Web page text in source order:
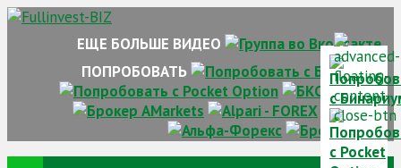
Skip
ЕЩЕ БОЛЬШЕ ВИДЕО
ПОПРОБОВАТЬ